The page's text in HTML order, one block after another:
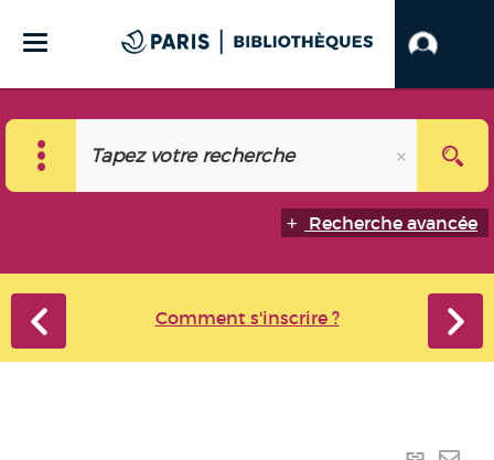
Recherche avancée
Comment s'inscrire ?
Lien